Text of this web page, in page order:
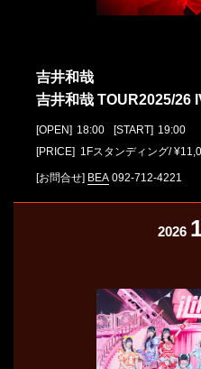
吉井和哉
吉井和哉 TOUR2025/26
[OPEN] 18:00 [START] 19:00
[PRICE] 1Fスタンディング/
[お問合せ] BEA 092-712-4221
2026